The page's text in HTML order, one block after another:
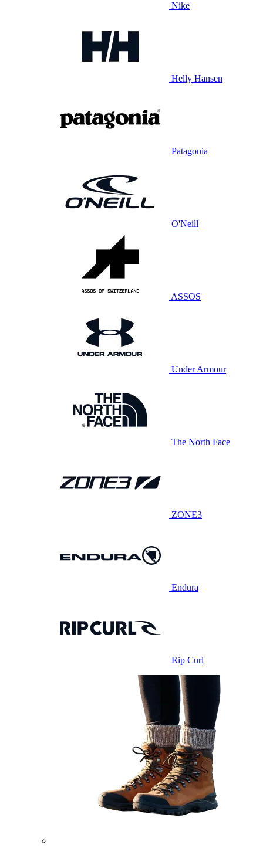
Nike
Helly Hansen
Patagonia
O'Neill
ASSOS
Under Armour
The North Face
ZONE3
Endura
Rip Curl